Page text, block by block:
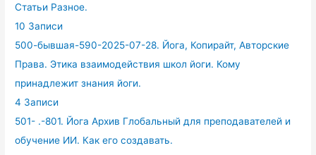
Статьи Разное.
10 Записи
500-бывшая-590-2025-07-28. Йога, Копирайт, Авторские
Права. Этика взаимодействия школ йоги. Кому
принадлежит знания йоги.
4 Записи
501- .-801. Йога Архив Глобальный для преподавателей и
обучение ИИ. Как его создавать.